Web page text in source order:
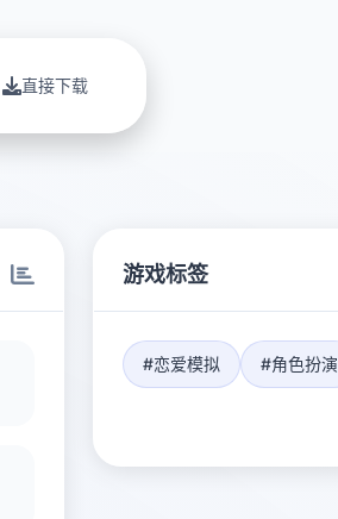
直接下载
游戏标签
#恋爱模拟 #角色扮演